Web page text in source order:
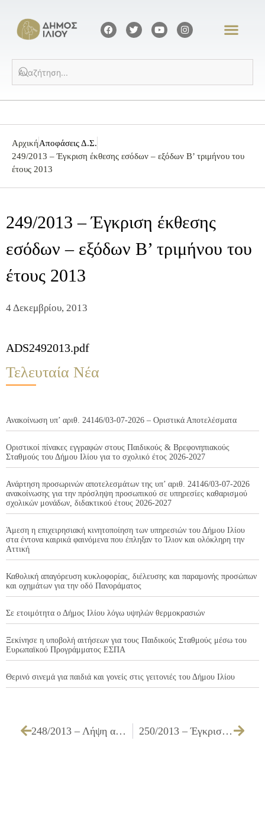
ΑρχικήΑποφάσεις Δ.Σ.
249/2013 – Έγκριση έκθεσης εσόδων – εξόδων Β’ τριμήνου του
έτους 2013
249/2013 – Έγκριση έκθεσης
εσόδων – εξόδων Β’ τριμήνου του
έτους 2013
4 Δεκεμβρίου, 2013
ADS2492013.pdf
Τελευταία Νέα
Ανακοίνωση υπ’ αριθ. 24146/03-07-2026 – Οριστικά Αποτελέσματα
Οριστικοί πίνακες εγγραφών στους Παιδικούς & Βρεφονηπιακούς
Σταθμούς του Δήμου Ιλίου για το σχολικό έτος 2026-2027
Ανάρτηση προσωρινών αποτελεσμάτων της υπ’ αριθ. 24146/03-07-2026
ανακοίνωσης για την πρόσληψη προσωπικού σε υπηρεσίες καθαρισμού
σχολικών μονάδων, διδακτικού έτους 2026-2027
Άμεση η επιχειρησιακή κινητοποίηση των υπηρεσιών του Δήμου Ιλίου
στα έντονα καιρικά φαινόμενα που έπληξαν το Ίλιον και ολόκληρη την
Αττική
Καθολική απαγόρευση κυκλοφορίας, διέλευσης και παραμονής προσώπων
και οχημάτων για την οδό Πανοράματος
Σε ετοιμότητα ο Δήμος Ιλίου λόγω υψηλών θερμοκρασιών
Ξεκίνησε η υποβολή αιτήσεων για τους Παιδικούς Σταθμούς μέσω του
Ευρωπαϊκού Προγράμματος ΕΣΠΑ
Θερινό σινεμά για παιδιά και γονείς στις γειτονιές του Δήμου Ιλίου
248/2013 – Λήψη απόφασης για αναμόρφωση προϋπολογισμού του Δήμου, οικονομικού έτους 2013 250/2013 – Έγκριση του Ολοκληρωμένου Πλαισίου Δράσης (Ο.Π.Δ.) των ΝΠΔΔ και της ΔΕΚΤΕ ΙΛΙΟΥ Α.Ε. ΟΤΑ κατά τη μεταβατική περίοδο του οικονομικού έτους 2013, σύμφωνα με το άρθρο 8 της ΚΥΑ 7261/22.2.13